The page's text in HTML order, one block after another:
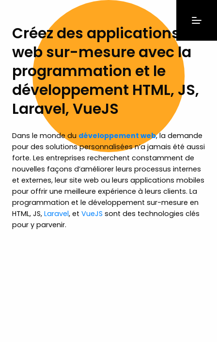
Créez des applications
web sur-mesure avec la
programmation et le
développement HTML, JS,
Laravel, VueJS
Dans le monde du développement web, la demande
pour des solutions personnalisées n’a jamais été aussi
forte. Les entreprises recherchent constamment de
nouvelles façons d’améliorer leurs processus internes
et externes, leur site web ou leurs applications mobiles
pour offrir une meilleure expérience à leurs clients. La
programmation et le développement sur-mesure en
HTML, JS, Laravel, et VueJS sont des technologies clés
pour y parvenir.